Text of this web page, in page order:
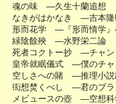
魂の味 ―久生十蘭追想
なきがはかなき ―吉本隆
形而花学 ―『形而情学』
緑陰餘殃 ―水野栄二論
死者コクトー抄 ―チャン
皇帝就眠儀式 ―僕のチャ
空しさへの賭 ―推理小説
衒想焚くべし ―君のブラ
メビュースの壺 ―空想科